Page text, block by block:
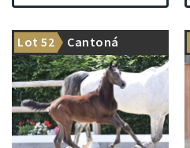
Lot 52 Cantoná
1.60 m star Corrado I is the
granddam’s brother